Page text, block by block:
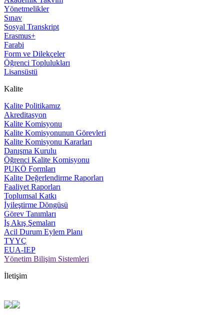
Yönetmelikler
Sınav
Sosyal Transkript
Erasmus+
Farabi
Form ve Dilekçeler
Öğrenci Toplulukları
Lisansüstü
Kalite
Kalite Politikamız
Akreditasyon
Kalite Komisyonu
Kalite Komisyonunun Görevleri
Kalite Komisyonu Kararları
Danışma Kurulu
Öğrenci Kalite Komisyonu
PUKÖ Formları
Kalite Değerlendirme Raporları
Faaliyet Raporları
Toplumsal Katkı
İyileştirme Döngüsü
Görev Tanımları
İş Akış Şemaları
Acil Durum Eylem Planı
TYYÇ
EUA-IEP
Yönetim Bilişim Sistemleri
İletişim